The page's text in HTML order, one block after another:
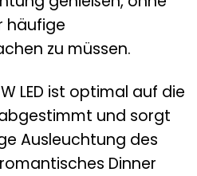
häufige
zu müssen.
LED ist optimal auf die
und sorgt
Ausleuchtung des
Dinner